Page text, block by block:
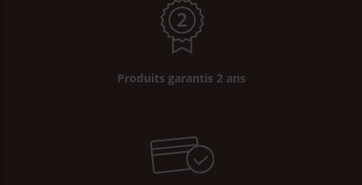
Produits garantis 2 ans